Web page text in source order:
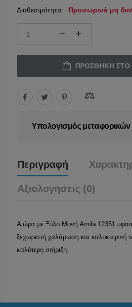
Διαθεσιμότητα: Προσωρινά μη
ΠΡΟΣΘΉΚΗ ΣΤΟ
Υπολογισμός μεταφορικών
Περιγραφή
Αξιολογήσεις (0)
Αιώρα με Ξύλο Μονή Amila 12351
ξεχωριστή χαλάρωση και καλοκαιρινή
καλύτερη στήριξη.